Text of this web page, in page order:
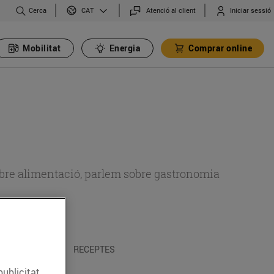
Cerca CAT Atenció al client Iniciar sessió
Mobilitat Energia Comprar online
alimentació, parlem sobre gastronomia
RECEPTES